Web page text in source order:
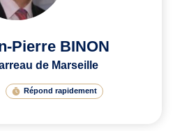
Pierre BINON
de Marseille
Répond rapidement